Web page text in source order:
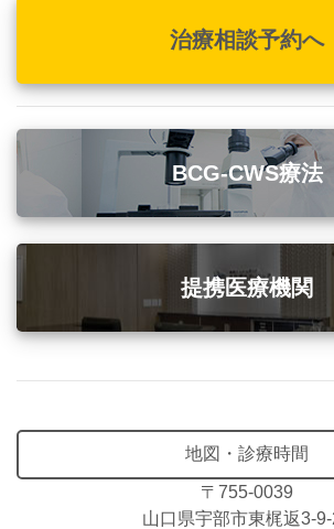
治療相談予約へ
BCG-CWS療法
提携医療機関
地図・診療時間
〒755-0039
山口県宇部市東梶返3-